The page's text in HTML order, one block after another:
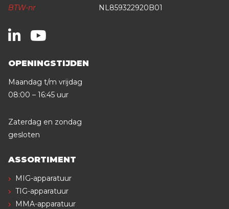
BTW-nr
NL859322920B01
OPENINGSTIJDEN
Maandag t/m vrijdag
08:00 – 16:45 uur
Zaterdag en zondag
gesloten
ASSORTIMENT
MIG-apparatuur
TIG-apparatuur
MMA-apparatuur